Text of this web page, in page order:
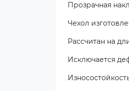
Прозрачная
Чехол
Рассчитан на
Исключается